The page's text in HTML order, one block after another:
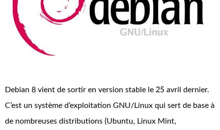
Debian 8 vient de sortir en version stable le 25 avril dernier.
C’est un système d’exploitation GNU/Linux qui sert de base à
de nombreuses distributions (Ubuntu, Linux Mint,